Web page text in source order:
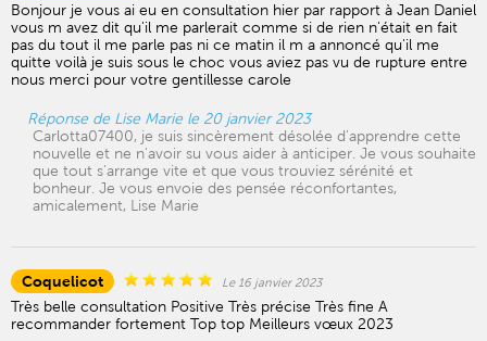
Bonjour je vous ai eu en consultation hier par rapport à Jean Daniel
vous m avez dit qu'il me parlerait comme si de rien n'était en fait
pas du tout il me parle pas ni ce matin il m a annoncé qu'il me
quitte voilà je suis sous le choc vous aviez pas vu de rupture entre
nous merci pour votre gentillesse carole
Réponse de Lise Marie le 20 janvier 2023
Carlotta07400, je suis sincèrement désolée d'apprendre cette
nouvelle et ne n'avoir su vous aider à anticiper. Je vous souhaite
que tout s'arrange vite et que vous trouviez sérénité et
bonheur. Je vous envoie des pensée réconfortantes,
amicalement, Lise Marie
Coquelicot Le 16 janvier 2023
Très belle consultation Positive Très précise Très fine A
recommander fortement Top top Meilleurs vœux 2023